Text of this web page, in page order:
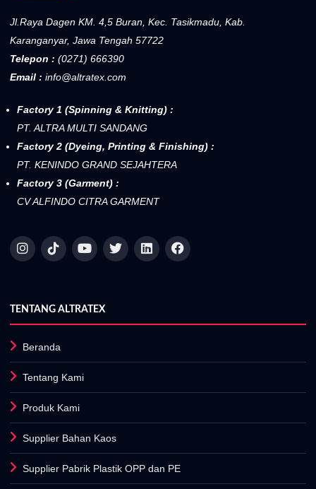
Jl.Raya Dagen KM. 4,5 Buran, Kec. Tasikmadu, Kab.
Karanganyar, Jawa Tengah 57722
Telepon : (0271) 666390
Email : info@altratex.com
Factory 1 (Spinning & Knitting) :
PT. ALTRA MULTI SANDANG
Factory 2 (Dyeing, Printing & Finishing) :
PT. KENINDO GRAND SEJAHTERA
Factory 3 (Garment) :
CV ALFINDO CITRA GARMENT
TENTANG ALTRATEX
Beranda
Tentang Kami
Produk Kami
Supplier Bahan Kaos
Supplier Pabrik Plastik OPP dan PE